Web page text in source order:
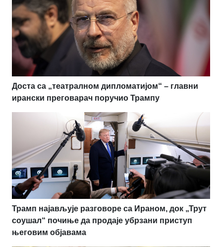
Доста са „театралном дипломатијом“ – главни
ирански преговарач поручио Трампу
Трамп најављује разговоре са Ираном, док „Трут
соушал“ почиње да продаје убрзани приступ
његовим објавама